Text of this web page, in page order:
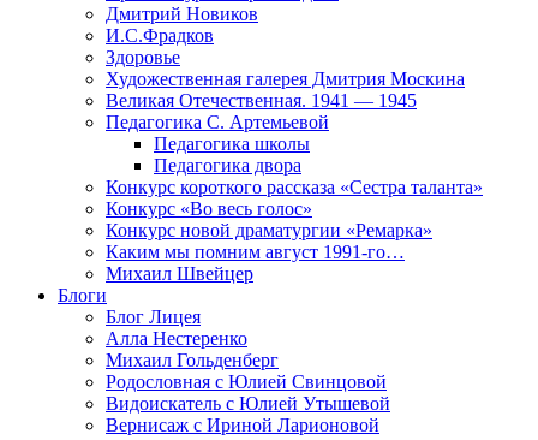
Дмитрий Новиков
И.С.Фрадков
Здоровье
Художественная галерея Дмитрия Москина
Великая Отечественная. 1941 — 1945
Педагогика С. Артемьевой
Педагогика школы
Педагогика двора
Конкурс короткого рассказа «Сестра таланта»
Конкурс «Во весь голос»
Конкурс новой драматургии «Ремарка»
Каким мы помним август 1991-го…
Михаил Швейцер
Блоги
Блог Лицея
Алла Нестеренко
Михаил Гольденберг
Родословная с Юлией Свинцовой
Видоискатель с Юлией Утышевой
Вернисаж с Ириной Ларионовой